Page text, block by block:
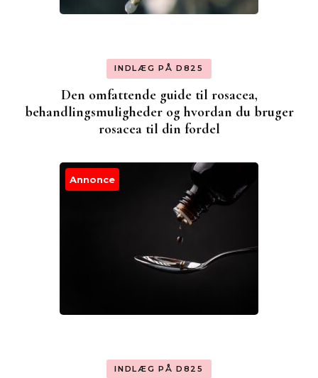
INDLÆG PÅ D825
Den omfattende guide til rosacea,
behandlingsmuligheder og hvordan du bruger
rosacea til din fordel
Annonce
INDLÆG PÅ D825